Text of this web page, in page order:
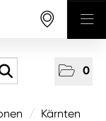
0
/ Kärnten